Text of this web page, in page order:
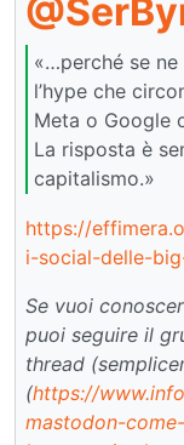
«…perché se ne
l’hype che
Meta o Google
La risposta è
capitalismo.»
https://
i-social-delle-
Se vuoi
puoi seguire il
thread
(https://
mastodon-